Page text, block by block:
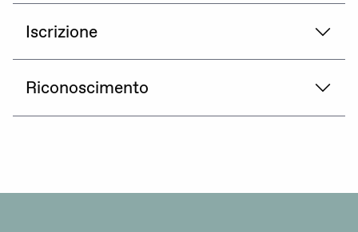
Iscrizione
Riconoscimento